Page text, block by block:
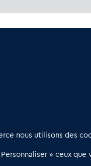
commercial
02 54
nous utilisons des
Personnaliser » ceux